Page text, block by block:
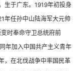
生于广东。1919年初投身
年任孙中山陆海军大元帅
时奉命守卫总统府前
年加入中国共产主义青年
，在北伐战争中率国民革